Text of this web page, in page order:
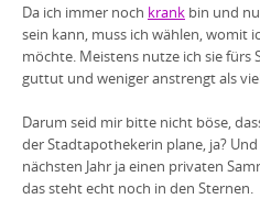
Da ich immer noch krank bin und
sein kann, muss ich wählen, womit
möchte. Meistens nutze ich sie fürs
guttut und weniger anstrengt als
Darum seid mir bitte nicht böse,
der Stadtapothekerin plane, ja?
nächsten Jahr ja einen privaten
das steht echt noch in den Sternen.